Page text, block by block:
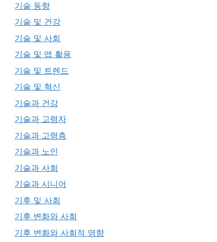
기술 동향
기술 및 건강
기술 및 사회
기술 및 앱 활용
기술 및 트렌드
기술 및 혁신
기술과 건강
기술과 고령자
기술과 고령층
기술과 노인
기술과 사회
기술과 시니어
기후 및 사회
기후 변화와 사회
기후 변화와 사회적 영향